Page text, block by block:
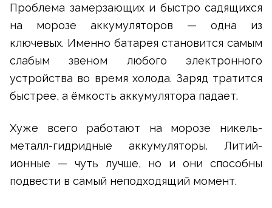
Проблема замерзающих и быстро садящихся
на морозе аккумуляторов — одна из
ключевых. Именно батарея становится самым
слабым звеном любого электронного
устройства во время холода. Заряд тратится
быстрее, а ёмкость аккумулятора падает.
Хуже всего работают на морозе никель-
металл-гидридные аккумуляторы. Литий-
ионные — чуть лучше, но и они способны
подвести в самый неподходящий момент.